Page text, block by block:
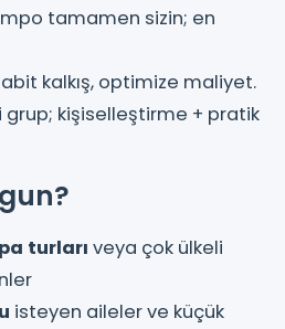
tamamen sizin; en
kalkış, optimize maliyet.
kişiselleştirme + pratik
turları veya çok ülkeli
isteyen aileler ve küçük